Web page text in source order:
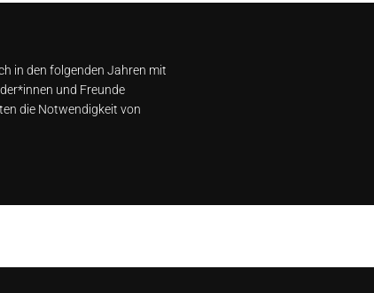
in den folgenden Jahren mit
und Freunde
die Notwendigkeit von